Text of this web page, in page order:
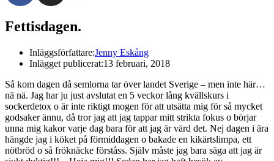
Fettisdagen.
Inläggsförfattare:Jenny Eskång
Inlägget publicerat:13 februari, 2018
Så kom dagen då semlorna tar över landet Sverige – men inte här…
nä nä. Jag har ju just avslutat en 5 veckor lång kvällskurs i
sockerdetox o är inte riktigt mogen för att utsätta mig för så mycket
godsaker ännu, då tror jag att jag tappar mitt strikta fokus o börjar
unna mig kakor varje dag bara för att jag är värd det. Nej dagen i ära
hängde jag i köket på förmiddagen o bakade en kikärtslimpa, ett
nötbröd o så fröknäcke förståss. Själv måste jag bara säga att jag är